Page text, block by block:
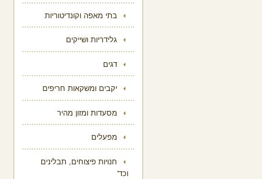
בתי מאפה וקונדיטוריות
גלידריות ושייקים
דגים
יקבים ומשקאות חריפים
מסעדות ומזון מהיר
מפעלים
חנויות פיצוחים, תבלינים
וכד'